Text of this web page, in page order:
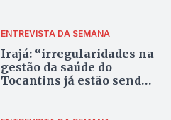
ENTREVISTA DA SEMANA
Irajá: “irregularidades na
gestão da saúde do
Tocantins já estão sendo